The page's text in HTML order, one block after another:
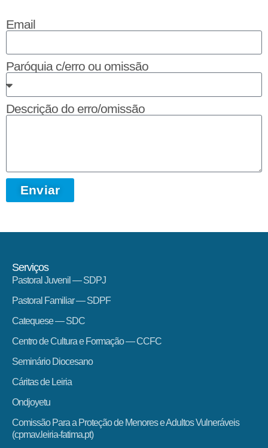
Email
Paróquia c/erro ou omissão
Descrição do erro/omissão
Enviar
Serviços
Pastoral Juvenil — SDPJ
Pastoral Familiar — SDPF
Catequese — SDC
Centro de Cultura e Formação — CCFC
Seminário Diocesano
Cáritas de Leiria
Ondjoyetu
Comissão Para a Proteção de Menores e Adultos Vulneráveis
(cpmav.leiria-fatima.pt)